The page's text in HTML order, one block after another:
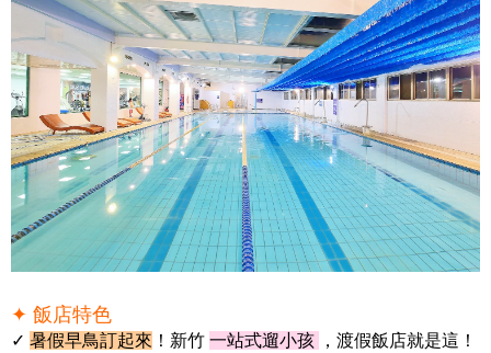
✦ 飯店特色
✓ 暑假早鳥訂起來 ！新竹 一站式遛小孩
，渡假飯店就是這！